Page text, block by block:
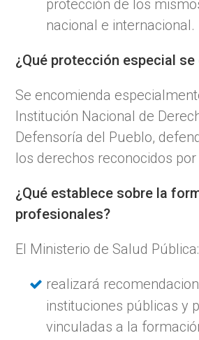
protección de los
nacional e internacional.
¿Qué protección especial
Se encomienda
Institución Nacional de
Defensoría del Pueblo,
los derechos reconocidos por
¿Qué establece sobre la
profesionales?
El Ministerio de Salud Pública:
realizará
instituciones públicas y
vinculadas a la